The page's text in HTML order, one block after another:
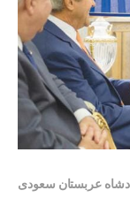
عربستان سعودی